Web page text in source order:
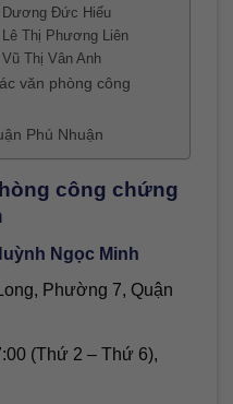
Dương Đức Hiếu
Thị Phương Liên
Thị Vân Anh
văn phòng công
Phú Nhuận
công chứng
Ngọc Minh
Phường 7, Quận
(Thứ 2 – Thứ 6),